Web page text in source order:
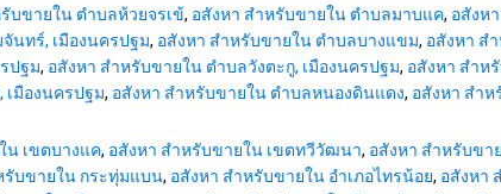
บ้านได้ที่ Tel : 081941---- พล (รหัสตัวแทน
: 02-047----- สนใจดู
ม มากกว่า 3,000 รายการ www.tb.c---- The
Agent CO,.LTD. ผู้นำด้านธุรกิจนายหน้า ตัวแทน
รรมที่สร้างสรรค์ เพื่อส่งมอบบริการที่ดี
บริการด้าน ซื้อ ขาย เช่า อสังหาริมทรัพย์
บขายใน ตำบลห้วยจรเข้, อสังหา สำหรับขายใน ตำบลมาบแค, อสังห
นทร์, เมืองนครปฐม, อสังหา สำหรับขายใน ตำบลบางแขม, อสังหา ส
ปฐม, อสังหา สำหรับขายใน ตำบลวังตะกู, เมืองนครปฐม, อสังหา สำห
เมืองนครปฐม, อสังหา สำหรับขายใน ตำบลหนองดินแดง, อสังหา สำ
น เขตบางแค, อสังหา สำหรับขายใน เขตทวีวัฒนา, อสังหา สำหรับขา
รับขายใน กระทุ่มแบน, อสังหา สำหรับขายใน อำเภอไทรน้อย, อสังหา